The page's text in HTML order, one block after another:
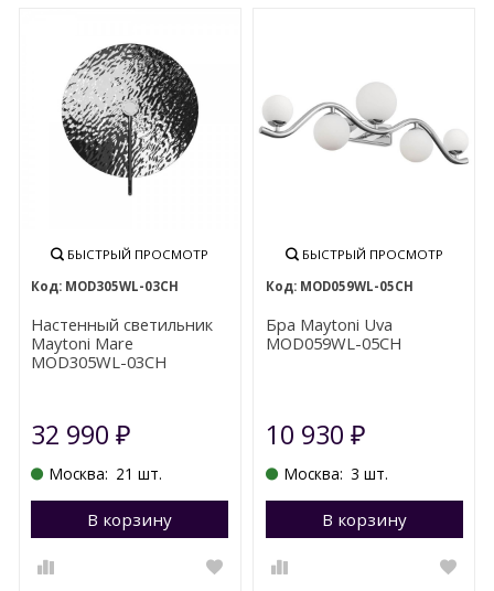
БЫСТРЫЙ ПРОСМОТР
MOD305WL-03CH
Настенный светильник
Maytoni Mare
MOD305WL-03CH
32 990₽
Москва: 21 шт.
В корзину Перейти в корзину
БЫСТРЫЙ ПРОСМОТР
MOD059WL-05CH
Бра Maytoni Uva
MOD059WL-05CH
10 930 ₽
Москва: 3 шт.
В корзину